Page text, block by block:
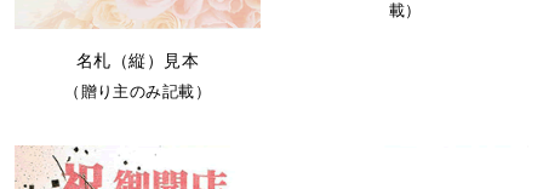
名札（縦）見本
（贈り主のみ記載）
載）